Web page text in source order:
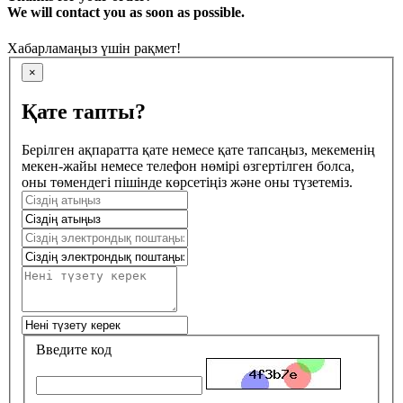
We will contact you as soon as possible.
Хабарламаңыз үшін рақмет!
×
Қате тапты?
Берілген ақпаратта қате немесе қате тапсаңыз, мекеменің
мекен-жайы немесе телефон нөмірі өзгертілген болса,
оны төмендегі пішінде көрсетіңіз және оны түзетеміз.
Введите код